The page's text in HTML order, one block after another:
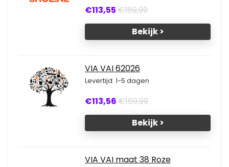
€113,55€169,99
Bekijk >
VIA VAI 62026
Levertijd: 1-5 dagen
€113,56€169,99
Bekijk >
VIA VAI maat 38 Roze